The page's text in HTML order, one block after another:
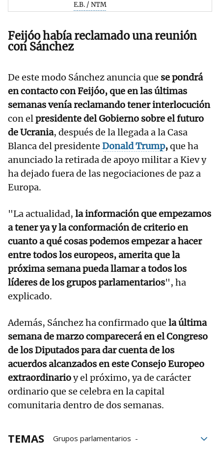
E.B. / NTM
Feijóo había reclamado una reunión
con Sánchez
De este modo Sánchez anuncia que se pondrá
en contacto con Feijóo, que en las últimas
semanas venía reclamando tener interlocución
con elpresidente del Gobierno sobre el futuro
de Ucrania, después de la llegada a la Casa
Blanca del presidente Donald Trump,que ha
anunciado la retirada de apoyo militar a Kiev y
ha dejado fuera de las negociaciones de paz a
Europa.
"La actualidad, la información que empezamos
a tener ya y la conformación de criterio en
cuanto a qué cosas podemos empezar a hacer
entre todos los europeos, amerita que la
próxima semana pueda llamar a todos los
líderes de los grupos parlamentarios", ha
explicado.
Además, Sánchez ha confirmado que la última
semana de marzo comparecerá en el Congreso
de los Diputados para dar cuenta de los
acuerdos alcanzados en este Consejo Europeo
extraordinarioy el próximo, ya de carácter
ordinario que se celebra en la capital
comunitaria dentro de dos semanas.
TEMAS
Grupos parlamentarios